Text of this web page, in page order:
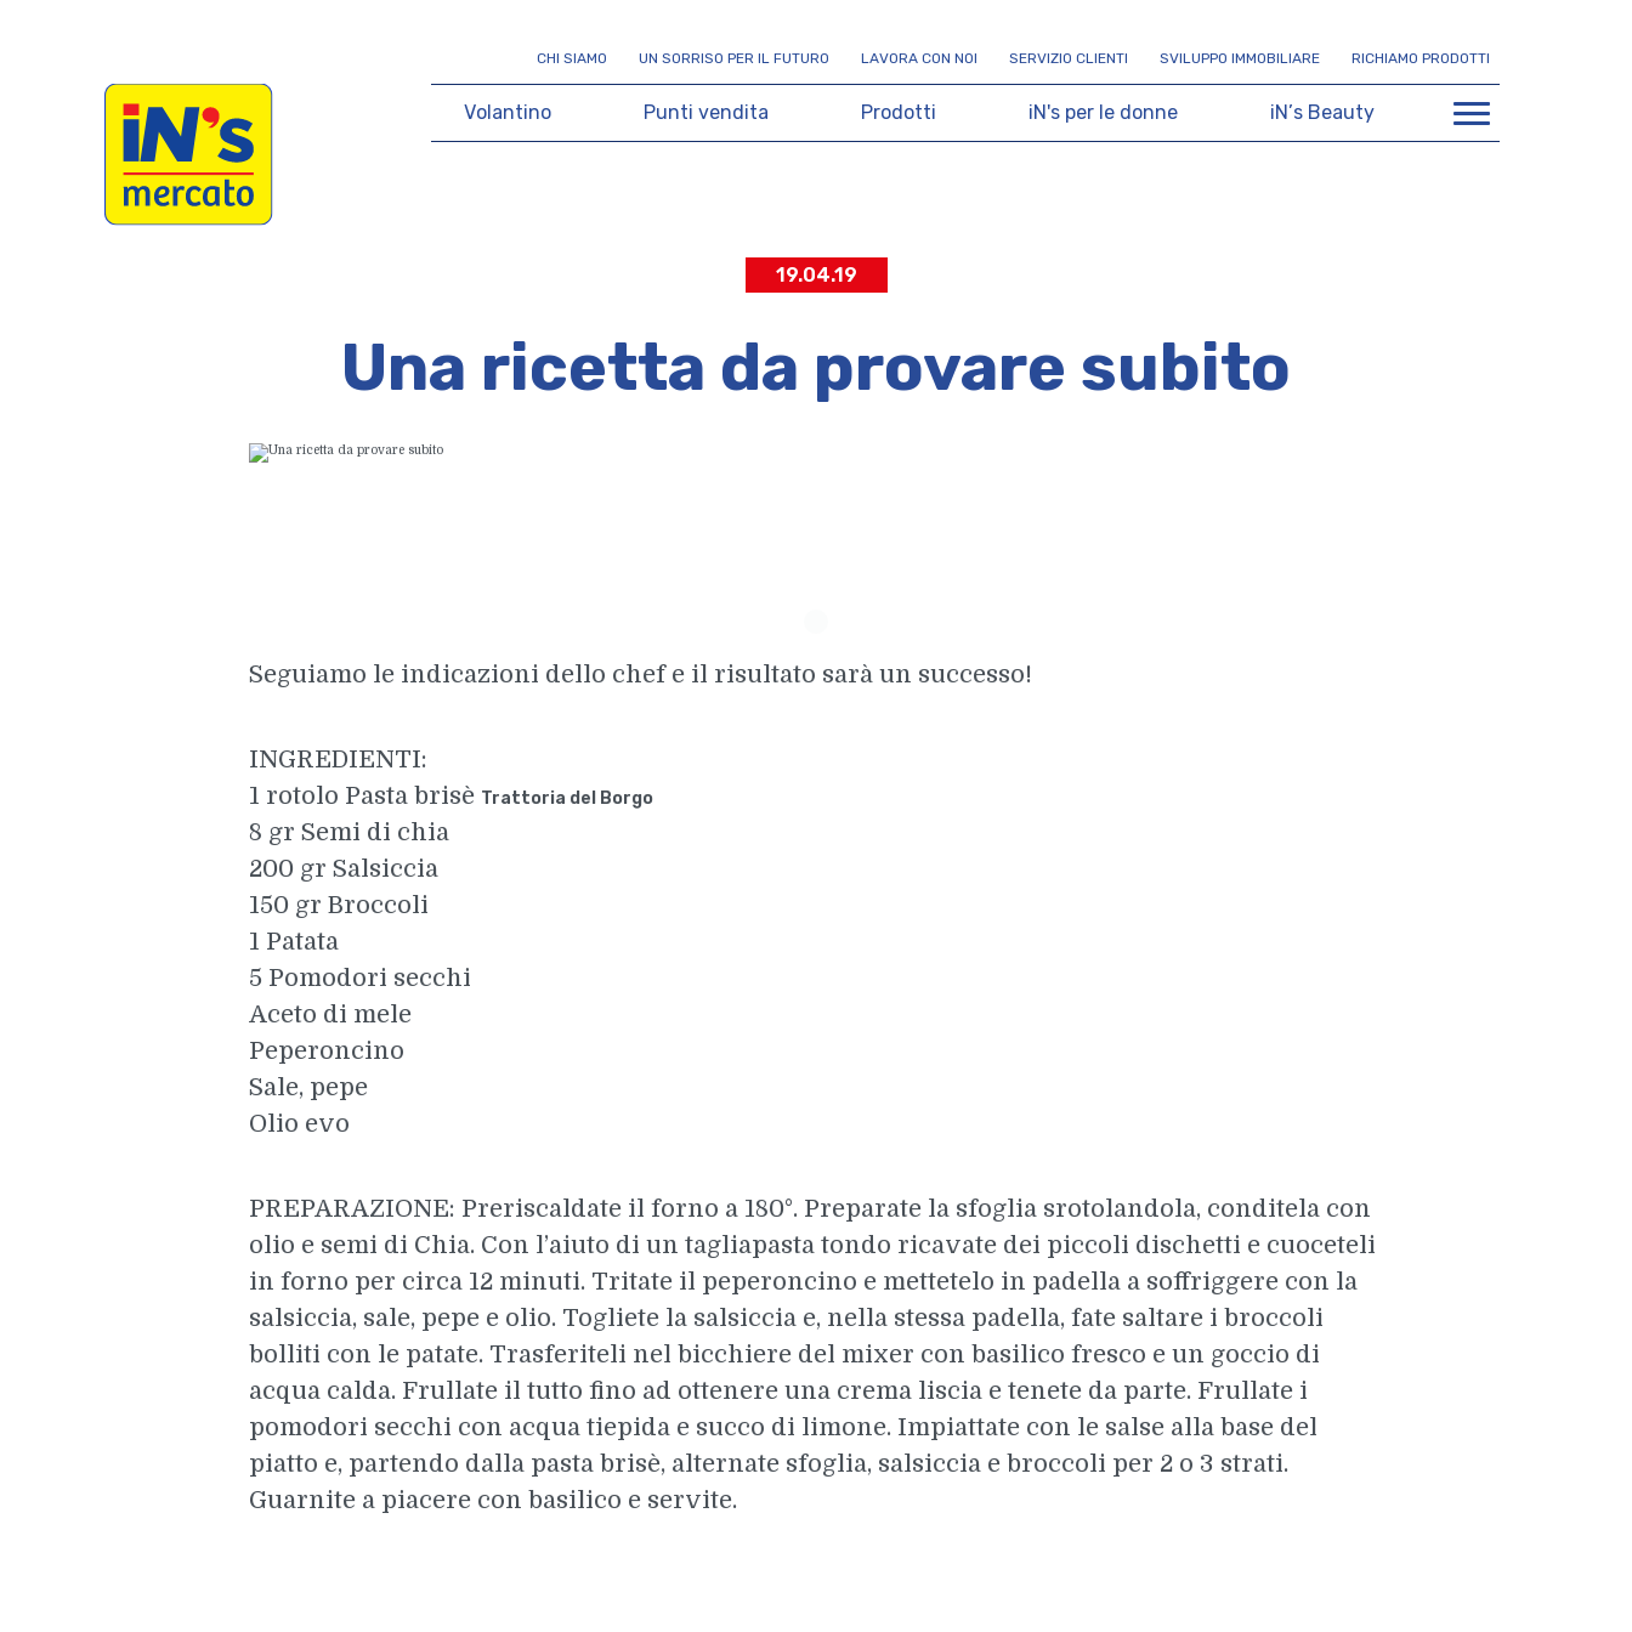
iN's Mercato
CHI SIAMO UN SORRISO PER IL FUTURO LAVORA CON NOI SERVIZIO CLIENTI SVILUPPO IMMOBILIARE RICHIAMO PRODOTTI
Volantino Punti vendita Prodotti iN's per le donne iN’s Beauty
19.04.19
Una ricetta da provare subito
Seguiamo le indicazioni dello chef e il risultato sarà un successo!
INGREDIENTI:
1 rotolo Pasta brisè Trattoria del Borgo
8 gr Semi di chia
200 gr Salsiccia
150 gr Broccoli
1 Patata
5 Pomodori secchi
Aceto di mele
Peperoncino
Sale, pepe
Olio evo
PREPARAZIONE: Preriscaldate il forno a 180°. Preparate la sfoglia srotolandola, conditela con
olio e semi di Chia. Con l’aiuto di un tagliapasta tondo ricavate dei piccoli dischetti e cuoceteli
in forno per circa 12 minuti. Tritate il peperoncino e mettetelo in padella a soffriggere con la
salsiccia, sale, pepe e olio. Togliete la salsiccia e, nella stessa padella, fate saltare i broccoli
bolliti con le patate. Trasferiteli nel bicchiere del mixer con basilico fresco e un goccio di
acqua calda. Frullate il tutto fino ad ottenere una crema liscia e tenete da parte. Frullate i
pomodori secchi con acqua tiepida e succo di limone. Impiattate con le salse alla base del
piatto e, partendo dalla pasta brisè, alternate sfoglia, salsiccia e broccoli per 2 o 3 strati.
Guarnite a piacere con basilico e servite.